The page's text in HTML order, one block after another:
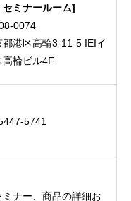
セミナールーム]
0074
都港区高輪3-11-5 IEIイ
高輪ビル4F
5741
ナー、商品の詳細お